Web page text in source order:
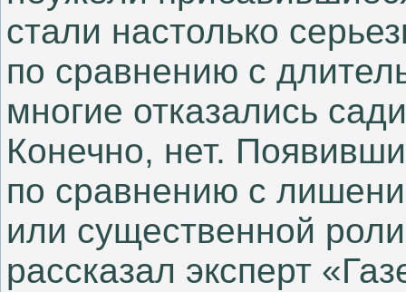
стали настолько
по сравнению с
многие отказались
Конечно, нет.
по сравнению с
или существенной
рассказал эксперт